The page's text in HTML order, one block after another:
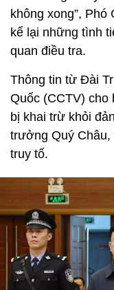
không xong”,
kể lại những tình
quan điều tra.
Thông tin từ Đài
Quốc (CCTV) cho
bị khai trừ khỏi
trưởng Quý Châu,
truy tố.